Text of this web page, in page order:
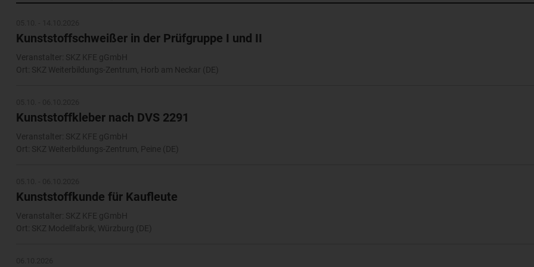
Kunststoffschweißer in der Prüfgruppe I und II
Veranstalter: SKZ KFE gGmbH
Ort: SKZ Weiterbildungs-Zentrum, Horb am Neckar (DE)
Kunststoffkleber nach DVS 2291
Veranstalter: SKZ KFE gGmbH
Ort: SKZ Weiterbildungs-Zentrum, Peine (DE)
Kunststoffkunde für Kaufleute
Veranstalter: SKZ KFE gGmbH
Ort: SKZ Modellfabrik, Würzburg (DE)